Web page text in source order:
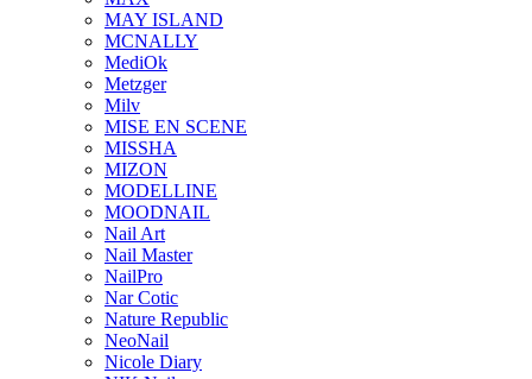
MAY ISLAND
MCNALLY
MediOk
Metzger
Milv
MISE EN SCENE
MISSHA
MIZON
MODELLINE
MOODNAIL
Nail Art
Nail Master
NailPro
Nar Cotic
Nature Republic
NeoNail
Nicole Diary